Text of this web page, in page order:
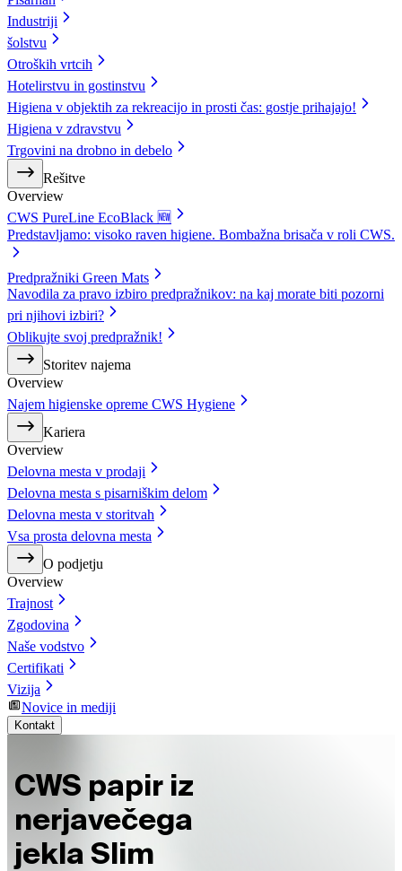
Industriji
šolstvu
Otroških vrtcih
Hotelirstvu in gostinstvu
Higiena v objektih za rekreacijo in prosti čas: gostje prihajajo!
Higiena v zdravstvu
Trgovini na drobno in debelo
Rešitve
Overview
CWS PureLine EcoBlack 🆕
Predstavljamo: visoko raven higiene. Bombažna brisača v roli CWS.
Predpražniki Green Mats
Navodila za pravo izbiro predpražnikov: na kaj morate biti pozorni
pri njihovi izbiri?
Oblikujte svoj predpražnik!
Storitev najema
Overview
Najem higienske opreme CWS Hygiene
Kariera
Overview
Delovna mesta v prodaji
Delovna mesta s pisarniškim delom
Delovna mesta v storitvah
Vsa prosta delovna mesta
O podjetju
Overview
Trajnost
Zgodovina
Naše vodstvo
Certifikati
Vizija
Novice in mediji
Kontakt
CWS papir iz
nerjavečega
jekla Slim